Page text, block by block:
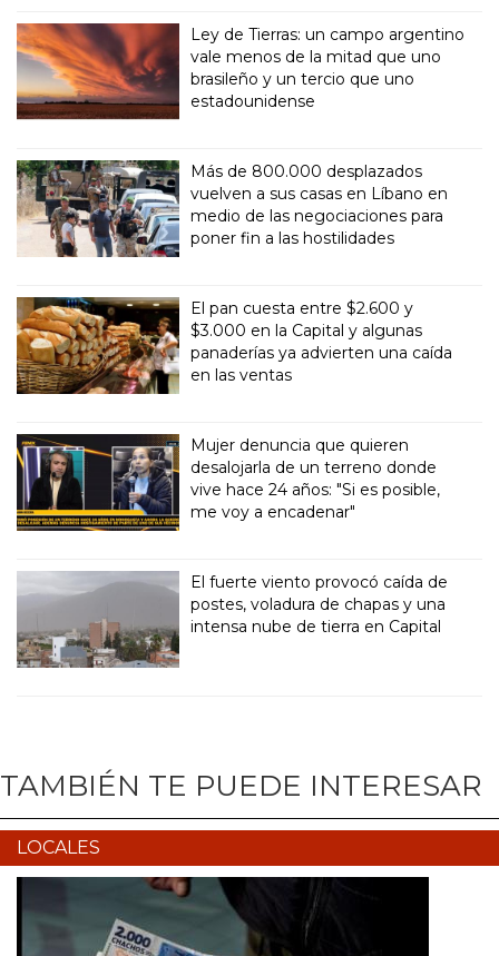
Ley de Tierras: un campo argentino
vale menos de la mitad que uno
brasileño y un tercio que uno
estadounidense
Más de 800.000 desplazados
vuelven a sus casas en Líbano en
medio de las negociaciones para
poner fin a las hostilidades
El pan cuesta entre $2.600 y
$3.000 en la Capital y algunas
panaderías ya advierten una caída
en las ventas
Mujer denuncia que quieren
desalojarla de un terreno donde
vive hace 24 años: "Si es posible,
me voy a encadenar"
El fuerte viento provocó caída de
postes, voladura de chapas y una
intensa nube de tierra en Capital
TAMBIÉN TE PUEDE INTERESAR
LOCALES